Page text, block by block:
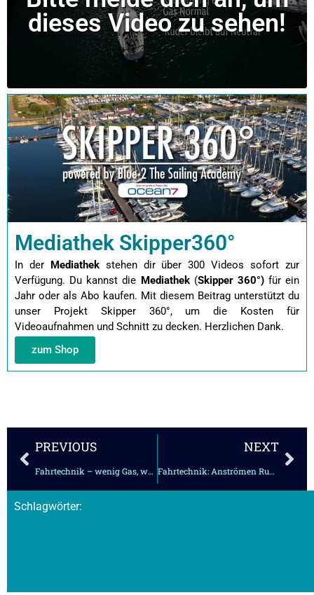
dieses Video zu sehen!
Mediathek Skipper360°
In der Mediathekstehen dir über 300 Videos sofort zur
Verfügung. Du kannst die Mediathek(Skipper 360°)für ein
Jahr oder als Abo kaufen. Mit diesem Beitrag unterstützt du
unser Projekt Skipper 360°, um die Kosten für
Videoaufnahmen und Schnitt zu decken. Herzlichen Dank.
zum Shop
Zurück
PREVIOUS
Fahrtechnik – wenig Gas, wenig Radeffekt
NEXT
Fahrtechnik: Anströmen Ruderblatt
Schlagwörter: